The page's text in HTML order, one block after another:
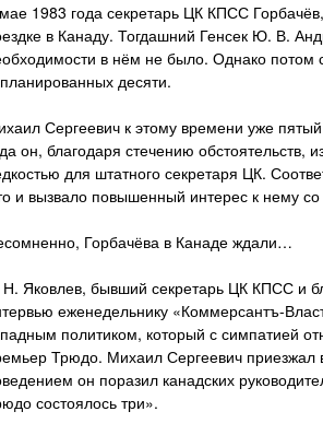
1983 года секретарь ЦК КПСС
в Канаду. Тогдашний Генсек Ю. В.
в нём не было. Однако потом
десяти.
Сергеевич к этому времени уже
он, благодаря стечению
для штатного секретаря ЦК.
и вызвало повышенный интерес к нему
Горбачёва в Канаде ждали…
Яковлев, бывший секретарь ЦК КПСС и
еженедельнику «Коммерсантъ-
политиком, который с симпатией
Трюдо. Михаил Сергеевич
он поразил канадских
состоялось три».